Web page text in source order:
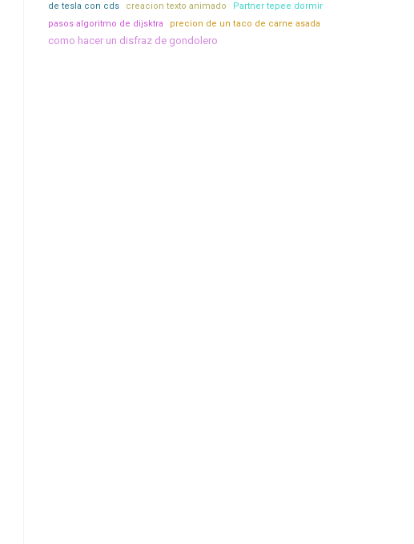
de tesla con cds
creacion texto animado
Partner tepee dormir
pasos algoritmo de dijsktra
precion de un taco de carne asada
como hacer un disfraz de gondolero